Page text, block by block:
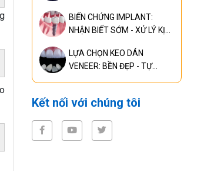
RĂNG MIỆNG TOÀN DIỆN
BIẾN CHỨNG IMPLANT:
NHẬN BIẾT SỚM - XỬ LÝ KỊP
QUẢ
LỰA CHỌN KEO DÁN
VENEER: BỀN ĐẸP - TỰ
Kết nối với chúng tôi